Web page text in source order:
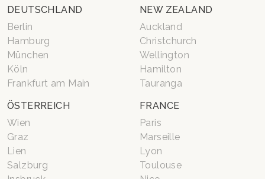
DEUTSCHLAND
Berlin
Hamburg
München
Köln
Frankfurt am Main
NEW ZEALAND
Auckland
Christchurch
Wellington
Hamilton
Tauranga
ÖSTERREICH
Wien
Graz
Lien
Salzburg
FRANCE
Paris
Marseille
Lyon
Toulouse